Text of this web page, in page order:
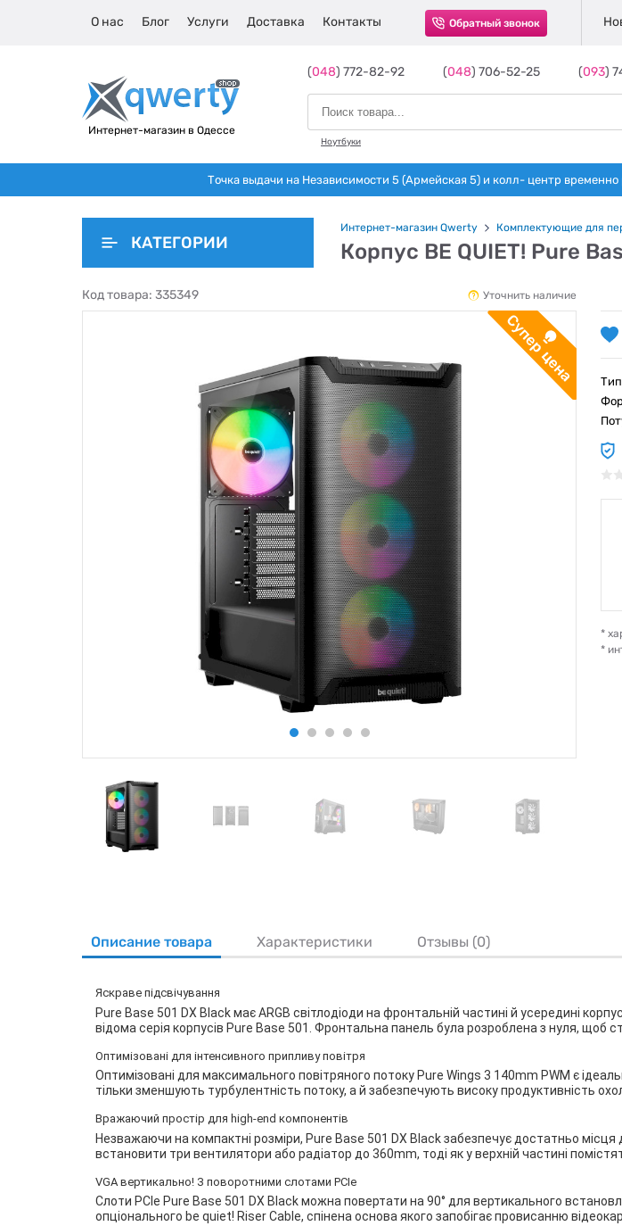
О нас Блог Услуги Доставка Контакты Обратный звонок
Интернет-магазин в Одессе
(048) 772-82-92 (048) 706-52-25 (093)
Ноутбуки
Точка выдачи на Независимости 5 (Армейская 5) и колл- центр
КАТЕГОРИИ
Интернет-магазин Qwerty Комплектующие для
Корпус BE QUIET! Pure
Код товара: 335349 Уточнить наличие
*
*
Описание товара Характеристики Отзывы (0)
Яскраве підсвічування
Pure Base 501 DX Black має ARGB світлодіоди на фронтальній частині й усередині
відома серія корпусів Pure Base 501. Фронтальна панель була розроблена з нуля, щоб
Оптимізовані для інтенсивного припливу повітря
Оптимізовані для максимального повітряного потоку Pure Wings 3 140mm PWM є
тільки зменшують турбулентність потоку, а й забезпечують високу продуктивність
Вражаючий простір для high-end компонентів
Незважаючи на компактні розміри, Pure Base 501 DX Black забезпечує достатньо
встановити три вентилятори або радіатор до 360mm, тоді як у верхній частині
VGA вертикально! З поворотними слотами PCIe
Слоти PCIe Pure Base 501 DX Black можна повертати на 90° для вертикального
опціонального be quiet! Riser Cable, спінена основа якого запобігає провисанню